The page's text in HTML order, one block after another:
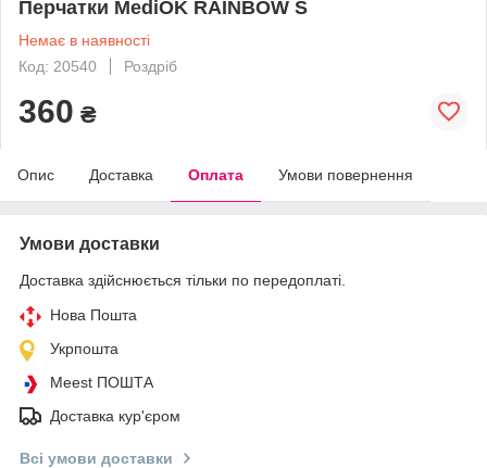
Перчатки MediOK RAINBOW S
Немає в наявності
Код: 20540
Роздріб
360 ₴
Опис Доставка Оплата Умови повернення
Умови доставки
Доставка здійснюється тільки по передоплаті.
Нова Пошта
Укрпошта
Meest ПОШТА
Доставка кур'єром
Всі умови доставки